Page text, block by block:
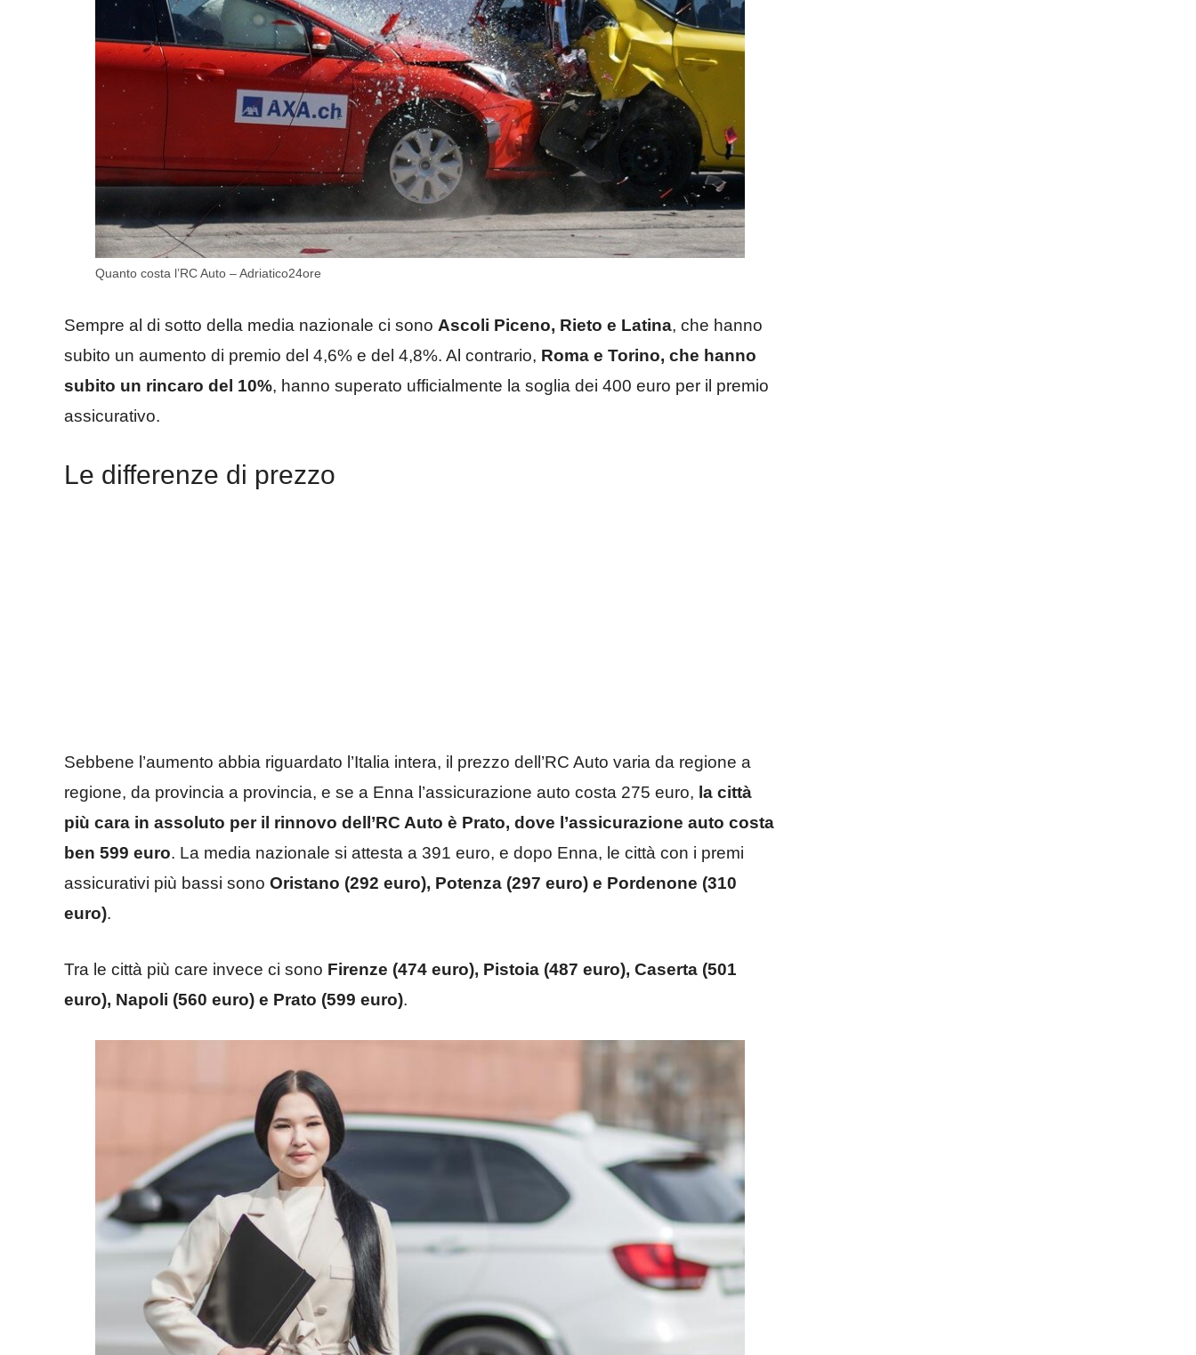
Quanto costa l’RC Auto – Adriatico24ore
Sempre al di sotto della media nazionale ci sono Ascoli Piceno, Rieto e Latina, che hanno
subito un aumento di premio del 4,6% e del 4,8%. Al contrario, Roma e Torino, che hanno
subito un rincaro del 10%, hanno superato ufficialmente la soglia dei 400 euro per il premio
assicurativo.
Le differenze di prezzo
Sebbene l’aumento abbia riguardato l’Italia intera, il prezzo dell’RC Auto varia da regione a
regione, da provincia a provincia, e se a Enna l’assicurazione auto costa 275 euro, la città
più cara in assoluto per il rinnovo dell’RC Auto è Prato, dove l’assicurazione auto costa
ben 599 euro. La media nazionale si attesta a 391 euro, e dopo Enna, le città con i premi
assicurativi più bassi sono Oristano (292 euro), Potenza (297 euro) e Pordenone (310
euro).
Tra le città più care invece ci sono Firenze (474 euro), Pistoia (487 euro), Caserta (501
euro), Napoli (560 euro) e Prato (599 euro).